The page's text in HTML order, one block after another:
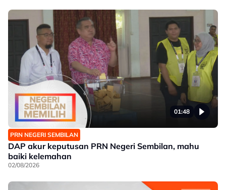
01:48
PRN NEGERI SEMBILAN
DAP akur keputusan PRN Negeri Sembilan, mahu
baiki kelemahan
02/08/2026